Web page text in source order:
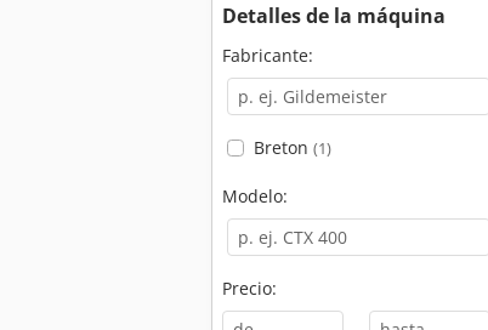
Detalles de la máquina
Fabricante:
Breton (1)
Modelo:
Precio: